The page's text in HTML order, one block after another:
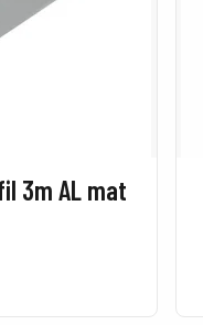
3m AL mat